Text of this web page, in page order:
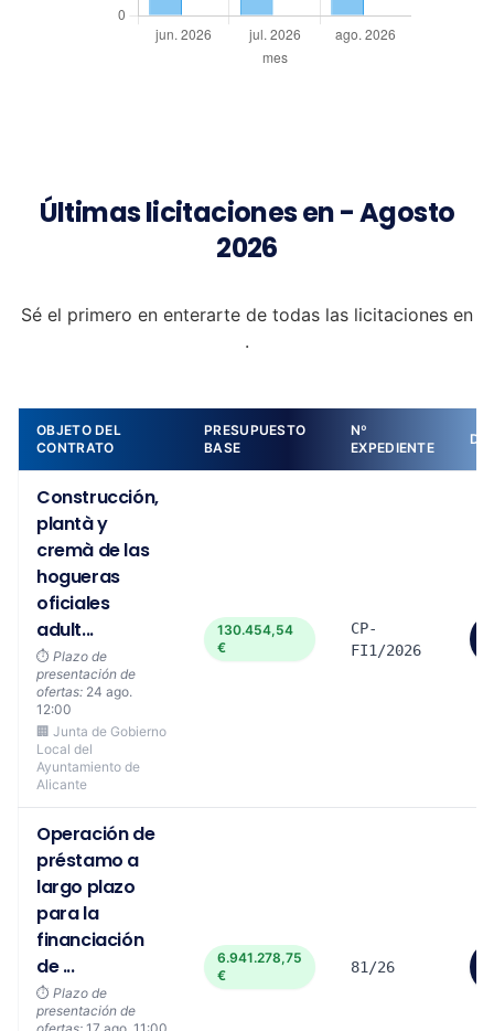
Últimas licitaciones en - Agosto
2026
Sé el primero en enterarte de todas las licitaciones en
.
OBJETO DEL
CONTRATO
PRESUPUESTO
BASE
Nº
EXPEDIENTE
Construcción,
plantà y
cremà de las
hogueras
oficiales
adult...
⏱️ Plazo de
presentación de
ofertas: 24 ago.
12:00
🏢 Junta de Gobierno
Local del
Ayuntamiento de
Alicante
130.454,54
€
CP-
FI1/2026
Operación de
préstamo a
largo plazo
para la
financiación
de ...
⏱️ Plazo de
presentación de
6.941.278,75
€
81/26